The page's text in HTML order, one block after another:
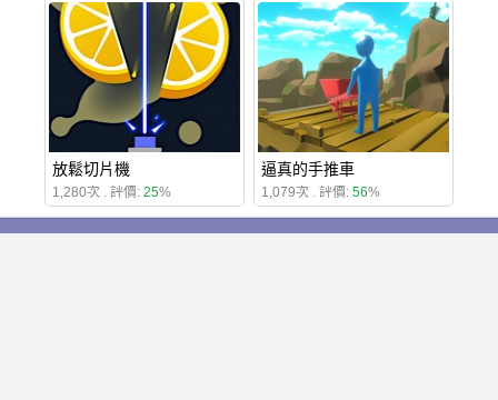
放鬆切片機
1,280次 . 評價: 25%
逼真的手推車
1,079次 . 評價: 56%